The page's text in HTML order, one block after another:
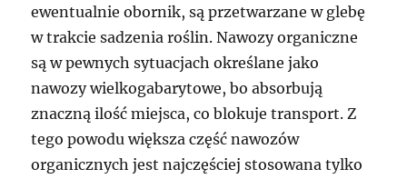
ewentualnie obornik, są przetwarzane w glebę
w trakcie sadzenia roślin. Nawozy organiczne
są w pewnych sytuacjach określane jako
nawozy wielkogabarytowe, bo absorbują
znaczną ilość miejsca, co blokuje transport. Z
tego powodu większa część nawozów
organicznych jest najczęściej stosowana tylko